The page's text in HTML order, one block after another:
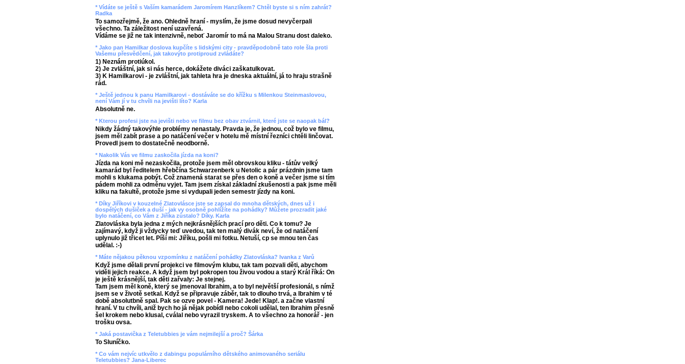
* Vídáte se ještě s Vaším kamarádem Jaromírem Hanzlíkem? Chtěl byste si s ním zahrát?
Radka
To samozřejmě, že ano. Ohledně hraní - myslím, že jsme dosud nevyčerpali
všechno. Ta záležitost není uzavřená.
Vídáme se již ne tak intenzivně, neboť Jaromír to má na Malou Stranu dost daleko.
* Jako pan Hamilkar doslova kupčíte s lidskými city - pravděpodobně tato role šla proti
Vašemu přesvědčení, jak takovýto protiproud zvládáte?
1) Neznám protiúkol.
2) Je zvláštní, jak si nás herce, dokážete diváci zaškatulkovat.
3) K Hamilkarovi - je zvláštní, jak tahleta hra je dneska aktuální, já to hraju strašně
rád.
* Ještě jednou k panu Hamilkarovi - dostáváte se do křížku s Milenkou Steinmaslovou,
není Vám jí v tu chvíli na jevišti líto? Karla
Absolutně ne.
* Kterou profesi jste na jevišti nebo ve filmu bez obav ztvárnil, které jste se naopak bál?
Nikdy žádný takovýhle problémy nenastaly. Pravda je, že jednou, což bylo ve filmu,
jsem měl zabít prase a po natáčení večer v hotelu mě místní řezníci chtěli linčovat.
Provedl jsem to dostatečně neodborně.
* Nakolik Vás ve filmu zaskočila jízda na koni?
Jízda na koni mě nezaskočila, protože jsem měl obrovskou kliku - tátův velký
kamarád byl ředitelem hřebčína Schwarzenberk u Netolic a pár prázdnin jsme tam
mohli s klukama pobýt. Což znamená starat se přes den o koně a večer jsme si tím
pádem mohli za odměnu vyjet. Tam jsem získal základní zkušenosti a pak jsme měli
kliku na fakultě, protože jsme si vydupali jeden semestr jízdy na koni.
* Díky Jiříkovi v kouzelné Zlatovlásce jste se zapsal do mnoha dětských, dnes už i
dospělých dušiček a duší - jak vy osobně pohlížíte na pohádky? Můžete prozradit jaké
bylo natáčení, co Vám z Jiříka zůstalo? Díky. Karla
Zlatovláska byla jedna z mých nejkrásnějších prací pro děti. Co k tomu? Je
zajímavý, když ji vždycky teď uvedou, tak ten malý divák neví, že od natáčení
uplynulo již třicet let. Píší mi: Jiříku, pošli mi fotku. Netuší, cp se mnou ten čas
udělal. :-)
* Máte nějakou pěknou vzpomínku z natáčení pohádky Zlatovláska? Ivanka z Varů
Když jsme dělali první projekci ve filmovým klubu, tak tam pozvali děti, abychom
viděli jejich reakce. A když jsem byl pokropen tou živou vodou a starý Král říká: On
je ještě krásnější, tak děti zařvaly: Je stejnej.
Tam jsem měl koně, který se jmenoval Ibrahim, a to byl největší profesionál, s nímž
jsem se v životě setkal. Když se připravuje záběr, tak to dlouho trvá, a Ibrahim v té
době absolutbně spal. Pak se ozve povel - Kamera! Jede! Klap!. a začne vlastní
hraní. V tu chvíli, aniž bych ho já nějak pobídl nebo cokoli udělal, ten Ibrahim přesně
šel krokem nebo klusal, cválal nebo vyrazil tryskem. A to všechno za honorář - jen
trošku ovsa.
* Jaká postavička z Teletubbies je vám nejmilejší a proč? Šárka
To Sluníčko.
* Co vám nejvíc utkvělo z dabingu populárního dětského animovaného seriálu
Teletubbies? Jana-Liberec